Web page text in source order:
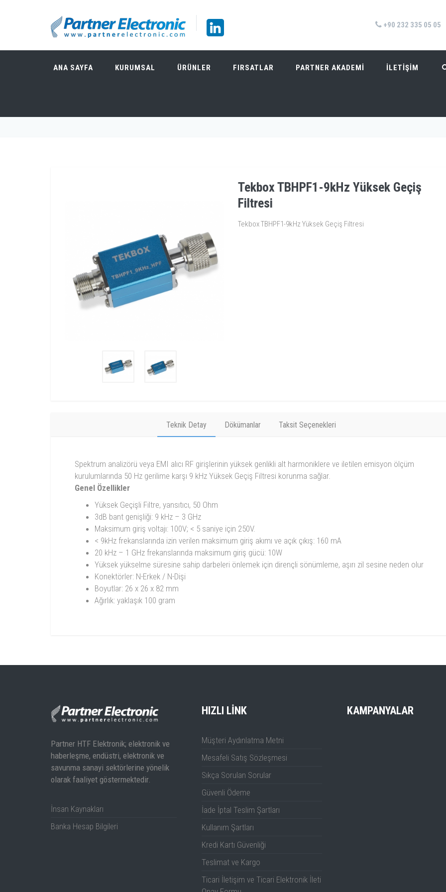
+90 232 335 05 05
ANA SAYFA KURUMSAL ÜRÜNLER FIRSATLAR PARTNER AKADEMİ İLETİŞİM
Tekbox TBHPF1-9kHz Yüksek Geçiş
Filtresi
Tekbox TBHPF1-9kHz Yüksek Geçiş Filtresi
Teknik Detay Dökümanlar Taksit Seçenekleri
Spektrum analizörü veya EMI alıcı RF girişlerinin yüksek genlikli alt harmoniklere ve iletilen emisyon ölçüm
kurulumlarında 50 Hz gerilime karşı 9 kHz Yüksek Geçiş Filtresi korunma sağlar.
Genel Özellikler
Yüksek Geçişli Filtre, yansıtıcı, 50 Ohm
3dB bant genişliği: 9 kHz – 3 GHz
Maksimum giriş voltajı: 100V; < 5 saniye için 250V.
< 9kHz frekanslarında izin verilen maksimum giriş akımı ve açık çıkış: 160 mA
20 kHz – 1 GHz frekanslarında maksimum giriş gücü: 10W
Yüksek yükselme süresine sahip darbeleri önlemek için dirençli sönümleme, aşırı zil sesine neden olur
Konektörler: N-Erkek / N-Dişi
Boyutlar: 26 x 26 x 82 mm
Ağırlık: yaklaşık 100 gram
Partner HTF Elektronik; elektronik ve
haberleşme, endüstri, elektronik ve
savunma sanayi sektörlerine yönelik
olarak faaliyet göstermektedir.
İnsan Kaynakları
Banka Hesap Bilgileri
HIZLI LINK
Müşteri Aydınlatma Metni
Mesafeli Satış Sözleşmesi
Sıkça Sorulan Sorular
Güvenli Ödeme
İade İptal Teslim Şartları
Kullanım Şartları
Kredi Kartı Güvenliği
Teslimat ve Kargo
Ticari İletişim ve Ticari Elektronik İleti
KAMPANYALAR